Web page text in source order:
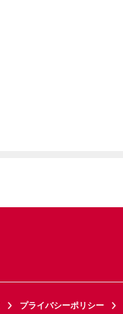
プライバシーポリシー